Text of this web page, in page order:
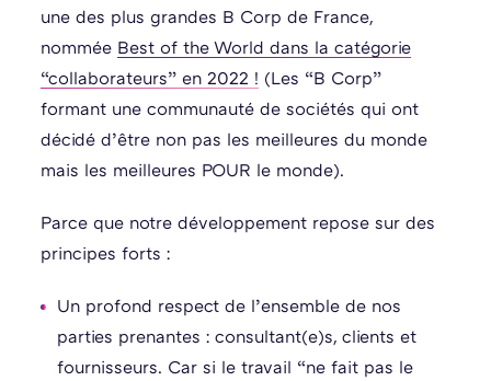
une des plus grandes B Corp de France,
nommée Best of the World dans la catégorie
“collaborateurs” en 2022 ! (Les “B Corp”
formant une communauté de sociétés qui ont
décidé d’être non pas les meilleures du monde
mais les meilleures POUR le monde).
Parce que notre développement repose sur des
principes forts :
Un profond respect de l’ensemble de nos
parties prenantes : consultant(e)s, clients et
fournisseurs. Car si le travail “ne fait pas le